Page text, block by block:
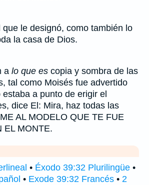
que le designó, como también lo
la casa de Dios.
a lo que es copia y sombra de las
tal como Moisés fue advertido
estaba a punto de erigir el
dice El: Mira, haz todas las
AL MODELO QUE TE FUE
EL MONTE.
• Éxodo 39:32 Plurilingüe •
• Exode 39:32 Francés • 2